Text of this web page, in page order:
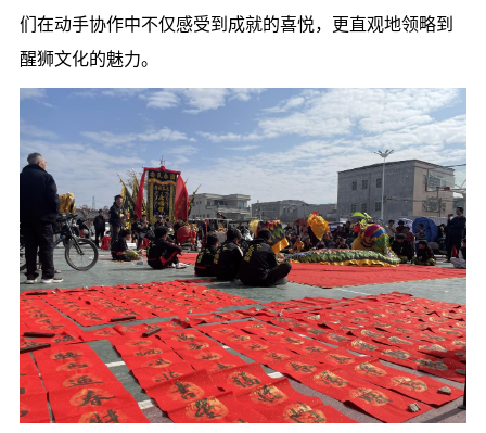
们在动手协作中不仅感受到成就的喜悦，更直观地领略到
醒狮文化的魅力。